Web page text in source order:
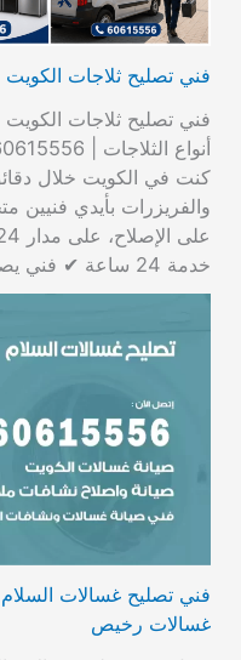
فني تصليح ثلاجات الكويت 24 ساعة
كنت في الكويت خلال
والفريزرات بأيدي
خدمة 24 ساعة ✔ فني يصل خلال 30 دقيقة…
غسالات رخيص